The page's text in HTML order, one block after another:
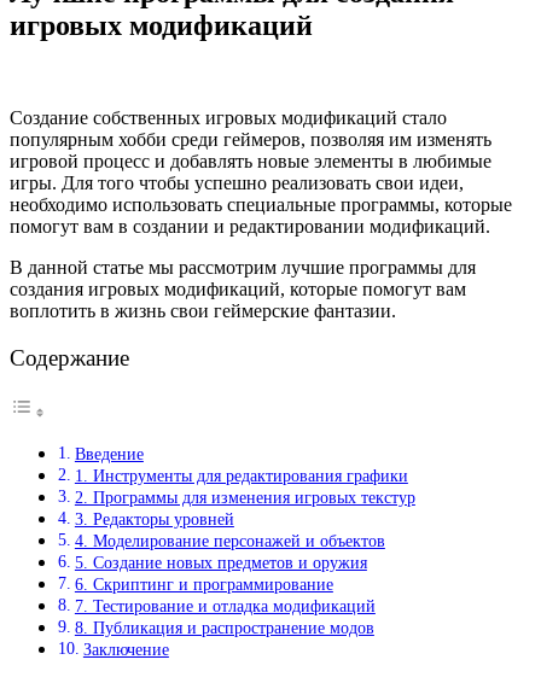
игровых модификаций
Создание собственных игровых модификаций стало
популярным хобби среди геймеров, позволяя им изменять
игровой процесс и добавлять новые элементы в любимые
игры. Для того чтобы успешно реализовать свои идеи,
необходимо использовать специальные программы, которые
помогут вам в создании и редактировании модификаций.
В данной статье мы рассмотрим лучшие программы для
создания игровых модификаций, которые помогут вам
воплотить в жизнь свои геймерские фантазии.
Содержание
Введение
1. Инструменты для редактирования графики
2. Программы для изменения игровых текстур
3. Редакторы уровней
4. Моделирование персонажей и объектов
5. Создание новых предметов и оружия
6. Скриптинг и программирование
7. Тестирование и отладка модификаций
8. Публикация и распространение модов
Заключение